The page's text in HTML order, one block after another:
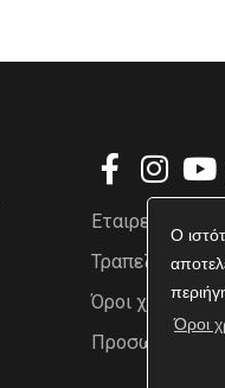
Ο
Όροι
Εταιρεία
Τραπεζικοί
Όροι χρήσης
Προσωπικά